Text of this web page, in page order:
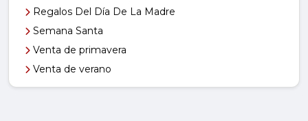
Regalos Del Día De La Madre
Semana Santa
Venta de primavera
Venta de verano